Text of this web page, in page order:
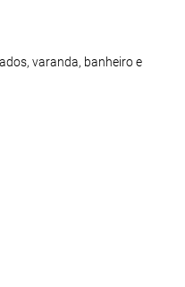
varanda, banheiro e